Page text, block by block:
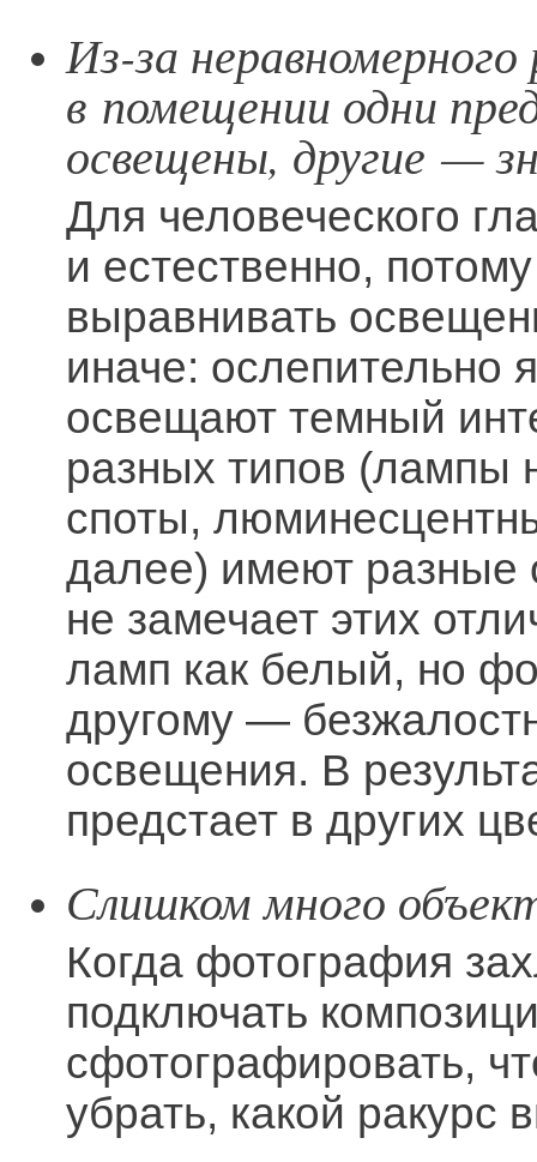
Из-за неравномерного
в помещении одни
освещены, другие —
Для человеческого
и естественно,
выравнивать
иначе: ослепительно
освещают темный
разных типов (лампы
споты,
далее) имеют разные
не замечает этих
ламп как белый, но
другому —
освещения. В
предстает в других
Слишком много
Когда фотография
подключать
сфотографировать,
убрать, какой ракурс